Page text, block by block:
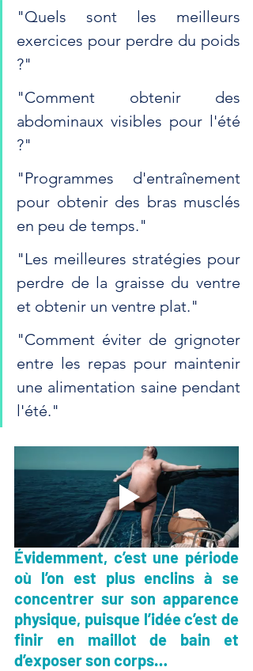
"Quels sont les meilleurs
exercices pour perdre du poids
?"
"Comment obtenir des
abdominaux visibles pour l'été
?"
"Programmes d'entraînement
pour obtenir des bras musclés
en peu de temps."
"Les meilleures stratégies pour
perdre de la graisse du ventre
et obtenir un ventre plat."
"Comment éviter de grignoter
entre les repas pour maintenir
une alimentation saine pendant
l'été."
Évidemment, c’est une période
où l’on est plus enclins à se
concentrer sur son apparence
physique, puisque l’idée c’est de
finir en maillot de bain et
d’exposer son corps…